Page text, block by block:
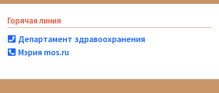
Горячая линия
Департамент здравоохранения
Мэрия mos.ru